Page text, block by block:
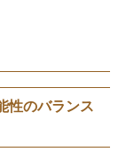
性のバランス